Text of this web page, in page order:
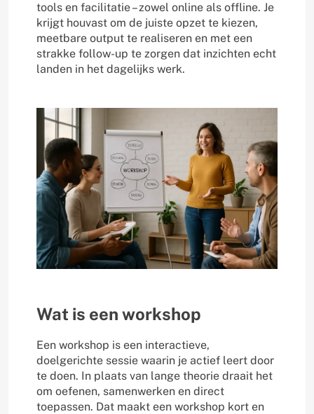
tools en facilitatie – zowel online als offline. Je
krijgt houvast om de juiste opzet te kiezen,
meetbare output te realiseren en met een
strakke follow-up te zorgen dat inzichten echt
landen in het dagelijks werk.
Wat is een workshop
Een workshop is een interactieve,
doelgerichte sessie waarin je actief leert door
te doen. In plaats van lange theorie draait het
om oefenen, samenwerken en direct
toepassen. Dat maakt een workshop kort en